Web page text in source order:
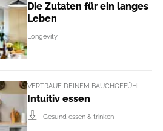
Die Zutaten für ein langes
Leben
Longevity
VERTRAUE DEINEM BAUCHGEFÜHL
Intuitiv essen
Gesund essen & trinken